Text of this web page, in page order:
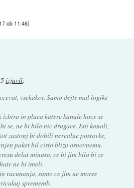
ob 11:46)
izjavil:
vsekakor. Samo dejte mal logike
izbira in placa katere kanale hoce se
se, ne bi bilo nic drugace. Eni kanali,
zastonj bi dobili nerealne postavke,
paket bil cisto blizu osnovnemu.
delat minusa, ce bi jim bilo bi ze
ne bi imeli.
racunanja, samo ce jim ne mores
sprememb.